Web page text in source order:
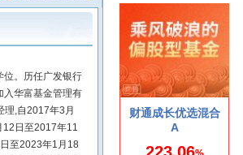
位。历任广发银行
入华富基金管理有
理,自2017年3月
12日至2017年11
至2023年1月18